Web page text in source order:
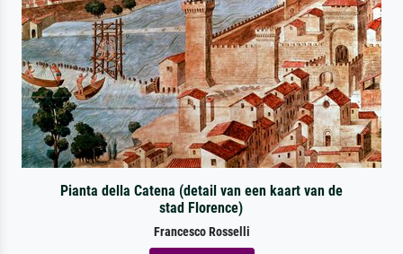
Pianta della Catena (detail van een kaart van de
stad Florence)
Francesco Rosselli